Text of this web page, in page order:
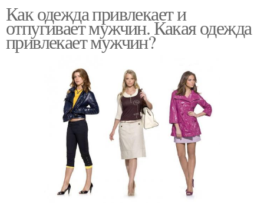
Как одежда привлекает и
отпугивает мужчин. Какая одежда
привлекает мужчин?